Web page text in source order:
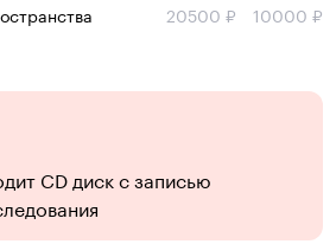
20500 ₽ 10000 ₽
CD диск с записью